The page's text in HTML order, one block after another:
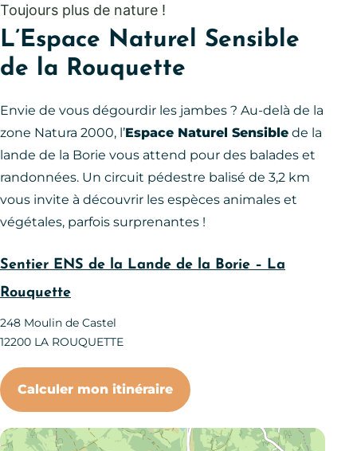
Toujours plus de nature !
L’Espace Naturel Sensible
de la Rouquette
Envie de vous dégourdir les jambes ? Au-delà de la
zone Natura 2000, l’Espace Naturel Sensible de la
lande de la Borie vous attend pour des balades et
randonnées. Un circuit pédestre balisé de 3,2 km
vous invite à découvrir les espèces animales et
végétales, parfois surprenantes !
Sentier ENS de la Lande de la Borie – La
Rouquette
248 Moulin de Castel
12200 LA ROUQUETTE
Calculer mon itinéraire